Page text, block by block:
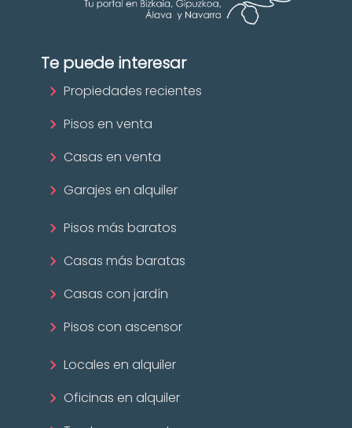
Te puede interesar
Propiedades recientes
Pisos en venta
Casas en venta
Garajes en alquiler
Pisos más baratos
Casas más baratas
Casas con jardín
Pisos con ascensor
Locales en alquiler
Oficinas en alquiler